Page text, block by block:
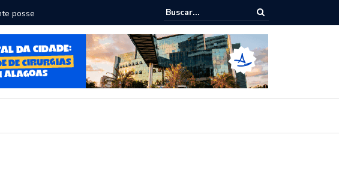
Câmara dialoga com UFAL e Faculdade de Coimbra sobre parcerias para
Legislativo